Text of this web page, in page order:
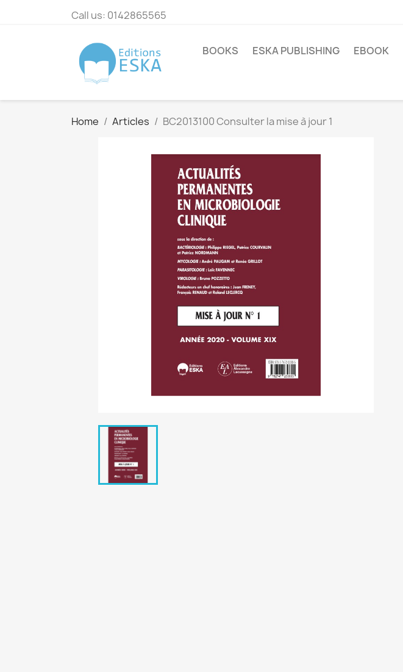
Call us: 0142865565
BOOKS ESKA PUBLISHING EBOOK
Home Articles BC2013100 Consulter la mise à jour 1